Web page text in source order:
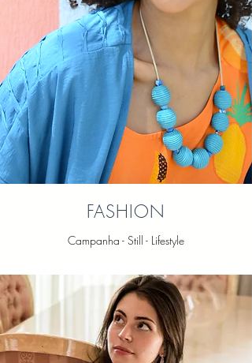
FASHION
Campanha - Still - Lifestyle